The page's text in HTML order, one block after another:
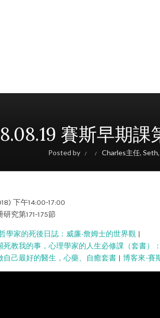
賽斯早期
Posted by Charles主任, Seth,
下午14:00-17:00
究第171-175節
學家的死後日誌：威廉‧詹姆士的世界觀 |
死教我的事，心理學家的人生必修課（套書）
自己最好的醫生，心藥、自癒套書 | 博客來-賽